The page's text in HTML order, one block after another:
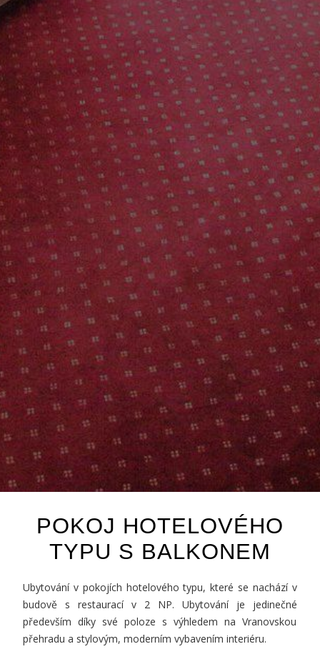
POKOJ HOTELOVÉHO
TYPU S BALKONEM
Ubytování v pokojích hotelového typu, které se nachází v
budově s restaurací v 2 NP. Ubytování je jedinečné
především díky své poloze s výhledem na Vranovskou
přehradu a stylovým, moderním vybavením interiéru.